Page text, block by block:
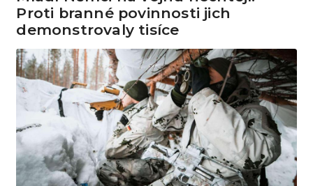
Proti branné povinnosti jich
demonstrovaly tisíce